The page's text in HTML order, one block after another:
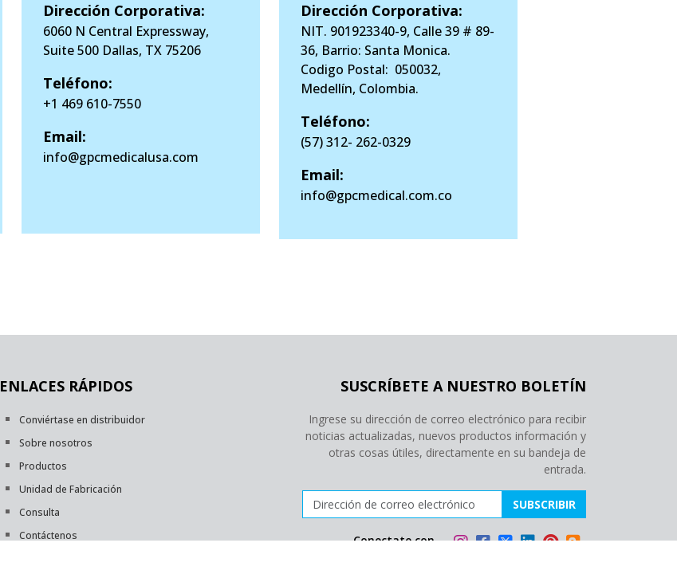
Dirección Corporativa:
6060 N Central Expressway,
Suite 500 Dallas, TX 75206
Teléfono:
+1 469 610-7550
Email:
info@gpcmedicalusa.com
Dirección Corporativa:
NIT. 901923340-9, Calle 39 # 89-
36, Barrio: Santa Monica.
Codigo Postal: 050032,
Medellín, Colombia.
Teléfono:
(57) 312- 262-0329
Email:
info@gpcmedical.com.co
ENLACES RÁPIDOS
Conviértase en distribuidor
Sobre nosotros
Productos
Unidad de Fabricación
Consulta
Contáctenos
SUSCRÍBETE A NUESTRO BOLETÍN
Ingrese su dirección de correo electrónico para recibir
noticias actualizadas, nuevos productos información y
otras cosas útiles, directamente en su bandeja de
entrada.
Dirección de correo electrónico SUBSCRIBIR
Conectate con